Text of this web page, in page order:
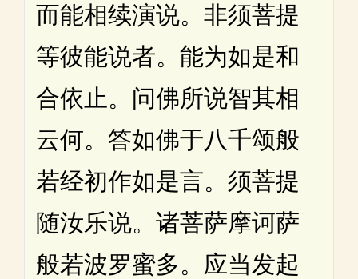
而能相续演说。非须菩提
等彼能说者。能为如是和
合依止。问佛所说智其相
云何。答如佛于八千颂般
若经初作如是言。须菩提
随汝乐说。诸菩萨摩诃萨
般若波罗蜜多。应当发起